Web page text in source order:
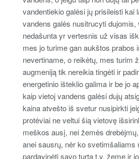
vandentiekio galėsi jų prisileisti kai
vandens galės nusitrucyti dujomis,
nedašunta yr vertesnis už visas
mes jo turime gan aukštos prabos
nevertiname, o reikėtų, mes turim
augmeniją tik nereikia tingėti ir
energetinio išteklio galima ir be jo
kaip vietoj vandens galėsi dujų
kaina atvešto iš svetur nusipirkti
protėviai ne veltui šią vietovę
meškos ausį, nei žemės
anei sausrų, nėr ko svetimšaliams
pardavinėti savo turtą t.y. žemę ir